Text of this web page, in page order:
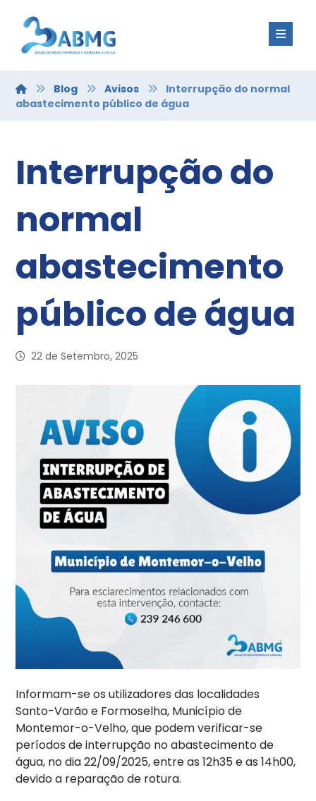
Blog Avisos
Interrupção do normal
abastecimento público de água
Interrupção do
normal
abastecimento
público de água
22 de Setembro, 2025
Informam-se os utilizadores das localidades
Santo-Varão e Formoselha, Município de
Montemor-o-Velho, que podem verificar-se
períodos de interrupção no abastecimento de
água, no dia 22/09/2025, entre as 12h35 e as 14h00,
devido a reparação de rotura.